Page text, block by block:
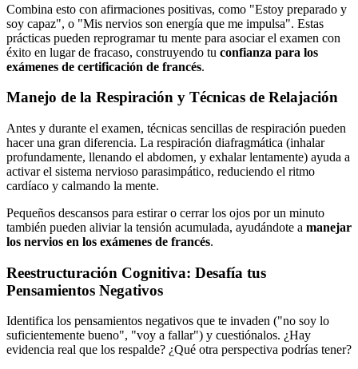
Combina esto con afirmaciones positivas, como "Estoy preparado y
soy capaz", o "Mis nervios son energía que me impulsa". Estas
prácticas pueden reprogramar tu mente para asociar el examen con
éxito en lugar de fracaso, construyendo tu confianza para los
exámenes de certificación de francés.
Manejo de la Respiración y Técnicas de Relajación
Antes y durante el examen, técnicas sencillas de respiración pueden
hacer una gran diferencia. La respiración diafragmática (inhalar
profundamente, llenando el abdomen, y exhalar lentamente) ayuda a
activar el sistema nervioso parasimpático, reduciendo el ritmo
cardíaco y calmando la mente.
Pequeños descansos para estirar o cerrar los ojos por un minuto
también pueden aliviar la tensión acumulada, ayudándote a manejar
los nervios en los exámenes de francés.
Reestructuración Cognitiva: Desafía tus
Pensamientos Negativos
Identifica los pensamientos negativos que te invaden ("no soy lo
suficientemente bueno", "voy a fallar") y cuestiónalos. ¿Hay
evidencia real que los respalde? ¿Qué otra perspectiva podrías tener?